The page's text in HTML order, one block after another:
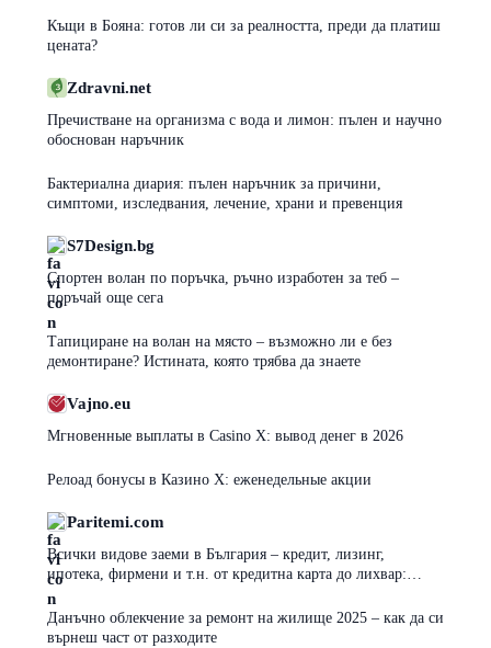
Къщи в Бояна: готов ли си за реалността, преди да платиш
цената?
Zdravni.net
Пречистване на организма с вода и лимон: пълен и научно
обоснован наръчник
Бактериална диария: пълен наръчник за причини,
симптоми, изследвания, лечение, храни и превенция
S7Design.bg
Спортен волан по поръчка, ръчно изработен за теб –
поръчай още сега
Тапициране на волан на място – възможно ли е без
демонтиране? Истината, която трябва да знаете
Vajno.eu
Мгновенные выплаты в Casino X: вывод денег в 2026
Релоад бонусы в Казино Х: еженедельные акции
Paritemi.com
Всички видове заеми в България – кредит, лизинг,
ипотека, фирмени и т.н. от кредитна карта до лихвар:
плюсове, минуси и капани
Данъчно облекчение за ремонт на жилище 2025 – как да си
върнеш част от разходите